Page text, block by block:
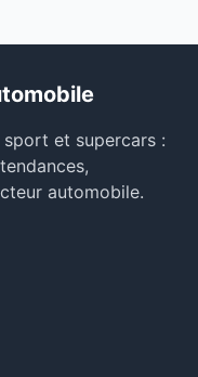
sport et supercars :
automobile.